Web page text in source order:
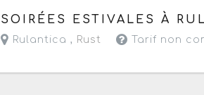
Du vendredi 7 au samedi 15 août
SOIRÉES ESTIVALES À
Rulantica , Rust Tarif non